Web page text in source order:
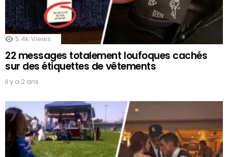
5.4k Views
22 messages totalement loufoques cachés
sur des étiquettes de vêtements
il y a 2 ans